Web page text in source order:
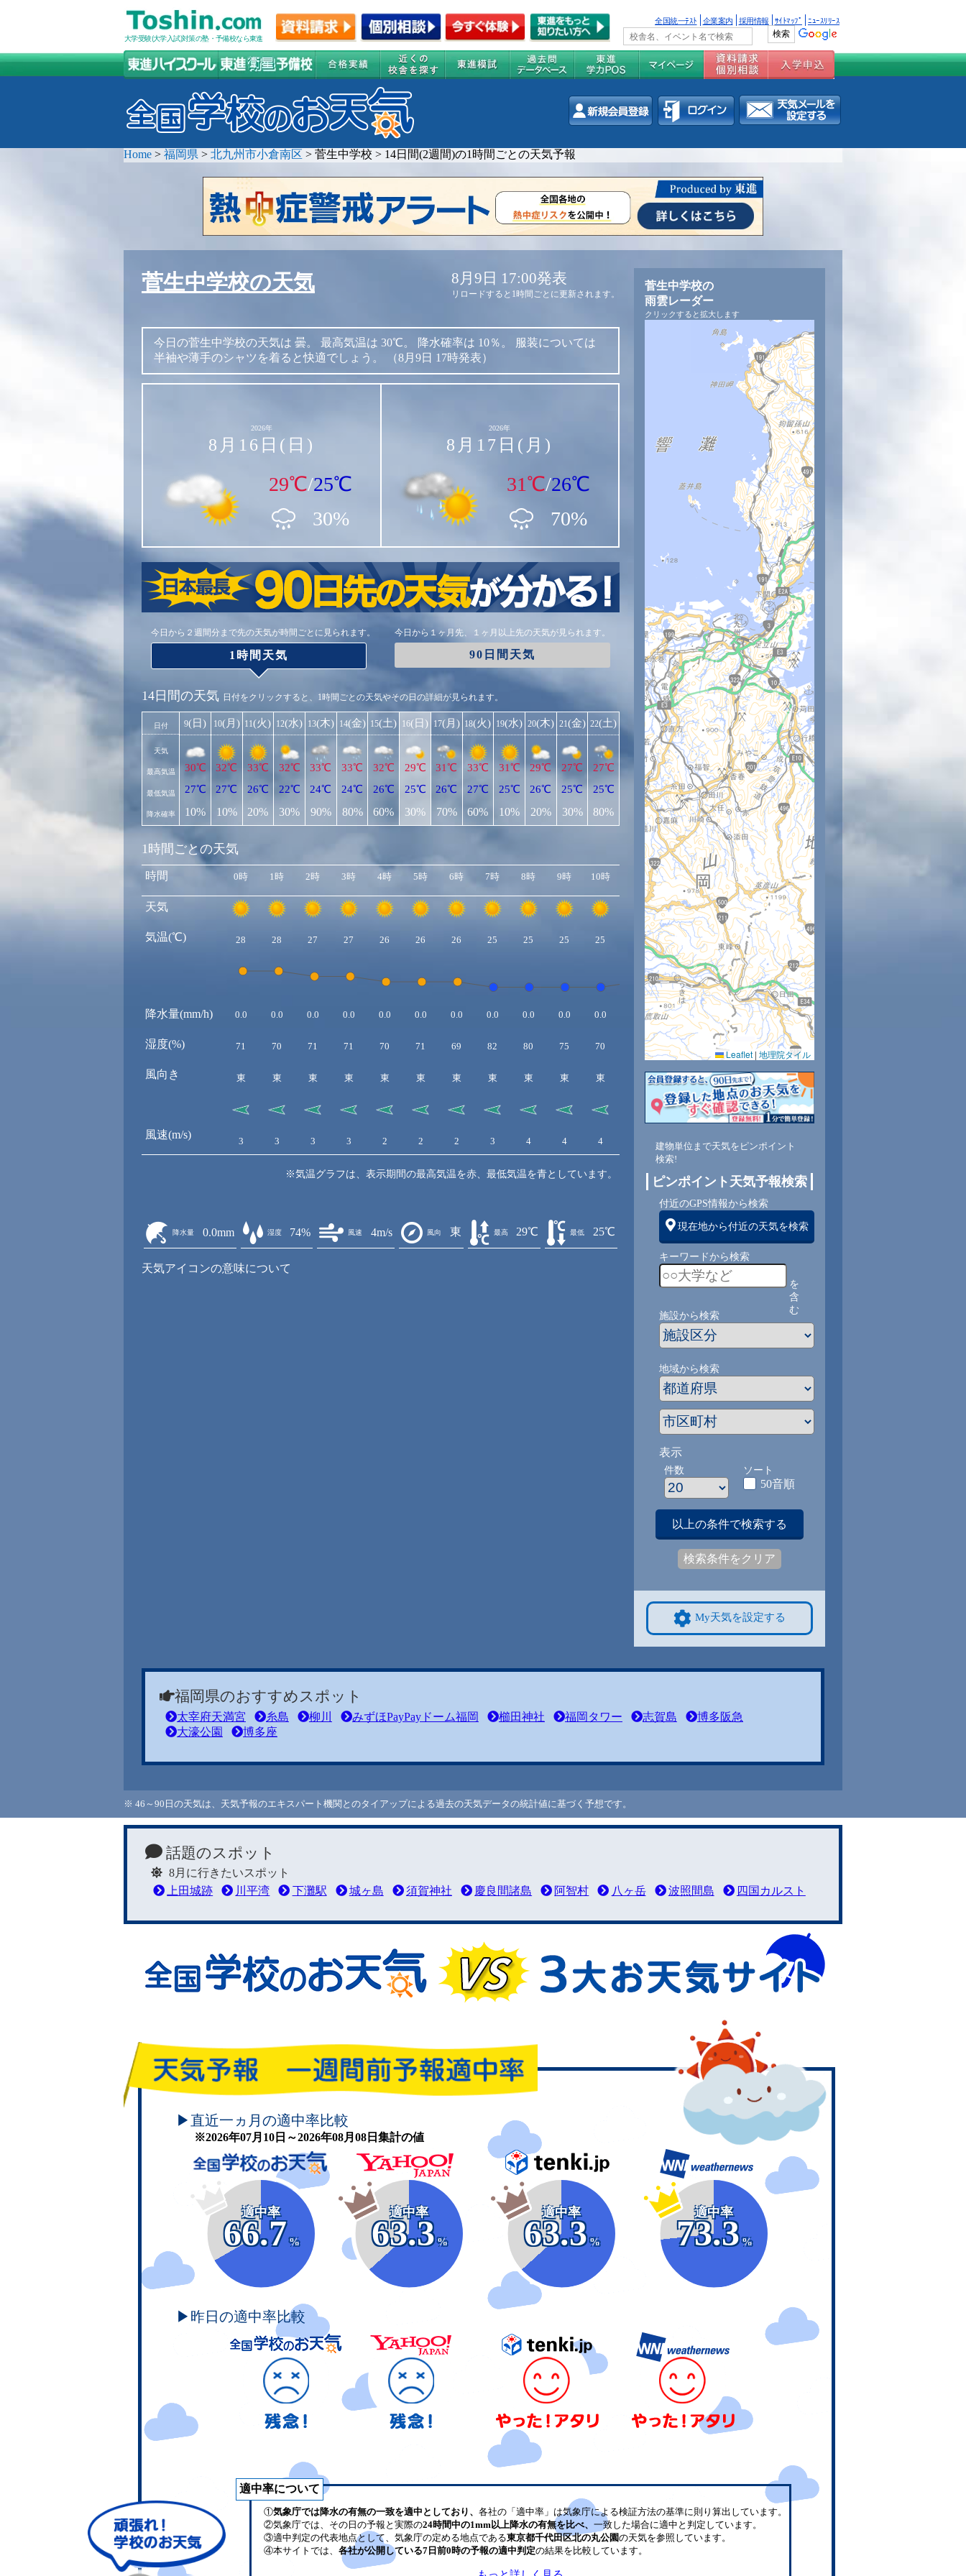
大学受験(大学入試)対策の塾・予備校なら東進
全国統一ﾃｽﾄ 企業案内 採用情報 ｻｲﾄﾏｯﾌﾟ ﾆｭｰｽﾘﾘｰｽ
Home > 福岡県 > 北九州市小倉南区 > 菅生中学校 > 14日間(2週間)の1時間ごとの天気予報
菅生中学校の天気 8月9日 17:00発表
リロードすると1時間ごとに更新されます。
今日の菅生中学校の天気は 曇。 最高気温は 30℃。 降水確率は 10％。
服装については
半袖や薄手のシャツを着ると快適でしょう。
（8月9日 17時発表）
2026年
8月16日(日)
29℃/25℃
30%
2026年
8月17日(月)
31℃/26℃
70%
今日から２週間分まで先の天気が時間ごとに見られます。
1時間天気
今日から１ヶ月先、１ヶ月以上先の天気が見られます。
90日間天気
14日間の天気 日付をクリックすると、1時間ごとの天気やその日の詳細が見られます。
日付
天気
最高気温
最低気温
降水確率
9(日)
30℃
27℃
10%
10(月)
32℃
27℃
10%
11(火)
33℃
26℃
20%
12(水)
32℃
22℃
30%
13(木)
33℃
24℃
90%
14(金)
33℃
24℃
80%
15(土)
32℃
26℃
60%
16(日)
29℃
25℃
30%
17(月)
31℃
26℃
70%
18(火)
33℃
27℃
60%
19(水)
31℃
25℃
10%
20(木)
29℃
26℃
20%
21(金)
27℃
25℃
30%
22(土)
27℃
25℃
80%
1時間ごとの天気
時間
天気
気温(℃)
降水量(mm/h)
湿度(%)
風向き
風速(m/s)
0時 1時 2時 3時 4時 5時 6時 7時 8時 9時 10時 11時 12時 13時 14時 15時 16時 19時
28 28 27 27 26 26 26 25 25 25 25 27 27 28 28 29
0.0 0.0 0.0 0.0 0.0 0.0 0.0 0.0 0.0 0.0 0.0 0.0 0.0 0.0 0.0 0.0
71 70 71 71 70 71 69 82 80 75 70 65 65
東 東 東 東 東 東 東 東 東 東 東 東 東 東 東
3 3 3 3 2 2 2 3 4 4 4 4 4 4 4
※気温グラフは、表示期間の最高気温を赤、最低気温を青としています。
降水量 0.0mm 湿度 74% 風速 4m/s 風向 東 最高 29℃ 最低 25℃
天気アイコンの意味について
菅生中学校の
雨雲レーダー
クリックすると拡大します
Leaflet | 地理院タイル
建物単位まで天気をピンポイント
検索!
ピンポイント天気予報検索
付近のGPS情報から検索
現在地から付近の天気を検索
キーワードから検索
を
含
む
施設から検索
地域から検索
表示
件数 ソート
50音順
以上の条件で検索する
検索条件をクリア
My天気を設定する
福岡県のおすすめスポット
太宰府天満宮 糸島 柳川 みずほPayPayドーム福岡 櫛田神社 福岡タワー 志賀島
博多阪急
大濠公園
博多座
※ 46～90日の天気は、天気予報のエキスパート機関とのタイアップによる過去の天気データの統計値に基づく予想です。
話題のスポット
8月に行きたいスポット
上田城跡
川平湾 下灘駅 城ヶ島 須賀神社 慶良間諸島 阿智村 八ヶ岳 波照間島 四国カルスト
頑張れ！学校のお天気
▶直近一ヵ月の適中率比較
※2026年07月10日～2026年08月08日集計の値
適中率
66.7
%
適中率
63.3
%
適中率
63.3
%
適中率
73.3
%
▶昨日の適中率比較
適中率について
①気象庁では降水の有無の一致を適中としており、 各社の「適中率」は気象庁による検証方法の基準に則り算出しています。
②気象庁では、その日の予報と実際の24時間中の1mm以上降水の有無を比べ、 一致した場合に適中と判定しています。
③適中判定の代表地点として、気象庁の定める地点である東京都千代田区北の丸公園の天気を参照しています。
④本サイトでは、 各社が公開している7日前0時の予報の適中判定の結果を比較しています。